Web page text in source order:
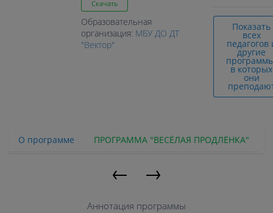
Скачать
Образовательная
организация: МБУ ДО ДТ
"Вектор"
Показать
всех
педагогов
другие
в которых
они
О программе ПРОГРАММА "ВЕСЁЛАЯ ПРОДЛЁНКА"
← →
Аннотация программы